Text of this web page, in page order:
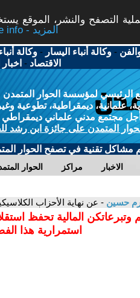
التصفح والنشر، الموقع
More info - المزيد
-وكالة أنباء اليسار -وكالة
الاقتصاد -
الرئيسي لمؤسسة الحوار المتمدن
علمانية، ديمقراطية، تطوعية
مجتمع مدني علماني ديمقراطي
المتمدن على جائزة ابن رشد
مشاكل تقنية في تصفح الحوار
الحوار مراكز الاخبار
حسين - عن نهاية الأحزاب
وتبرعاتكن المالية تحفظ
استمرارية هذا